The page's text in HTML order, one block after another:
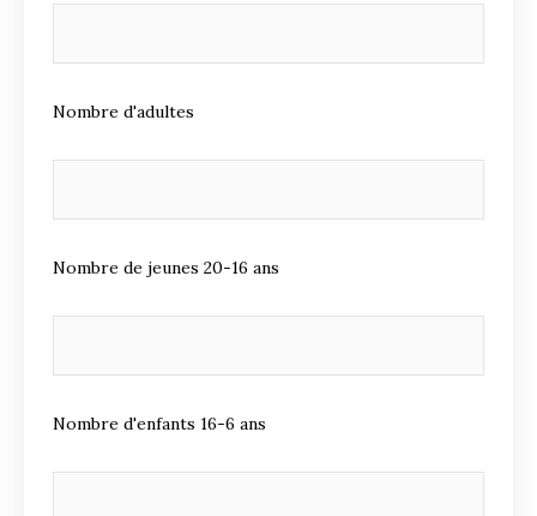
Nombre d'adultes
Nombre de jeunes 20-16 ans
Nombre d'enfants 16-6 ans